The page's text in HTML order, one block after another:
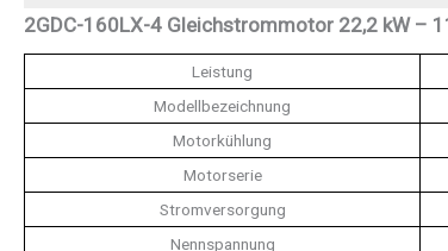
2GDC-160LX-4 Gleichstrommotor 22,2 kW –
Leistung
Modellbezeichnung
Motorkühlung
Motorserie
Stromversorgung
Nennspannung